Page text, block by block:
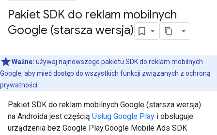
Pakiet SDK do reklam mobilnych
Google (starsza wersja)
Ważne: używaj najnowszego pakietu SDK do reklam mobilnych
Google, aby mieć dostęp do wszystkich funkcji związanych z ochroną
prywatności.
Pakiet SDK do reklam mobilnych Google (starsza wersja)
na Androida jest częścią Usług Google Play i obsługuje
urządzenia bez Google Play.Google Mobile Ads SDK